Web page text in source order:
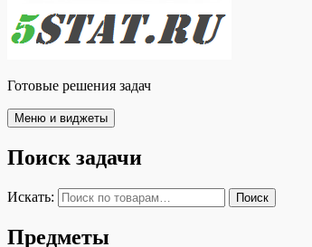
Готовые решения задач
Меню и виджеты
Поиск задачи
Искать: Поиск
Предметы